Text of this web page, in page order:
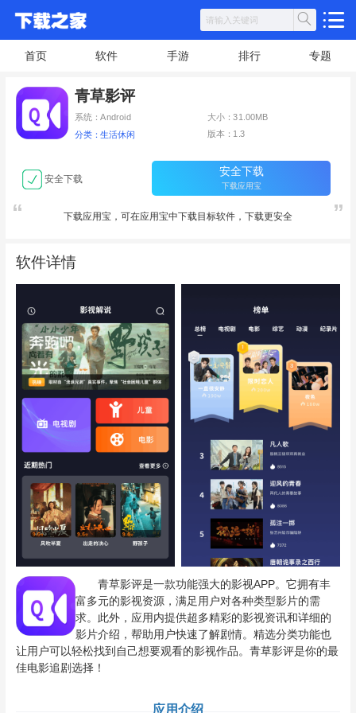
首页 软件 手游 排行 专题
青草影评
系统：Android 大小：31.00MB
分类：生活休闲 版本：1.3
安全下载
安全下载
下载应用宝
下载应用宝，可在应用宝中下载目标软件，下载更安全
软件详情
青草影评是一款功能强大的影视APP。它拥有丰
富多元的影视资源，满足用户对各种类型影片的需
求。此外，应用内提供超多精彩的影视资讯和详细的
影片介绍，帮助用户快速了解剧情。精选分类功能也
让用户可以轻松找到自己想要观看的影视作品。青草影评是你的最
佳电影追剧选择！
应用介绍